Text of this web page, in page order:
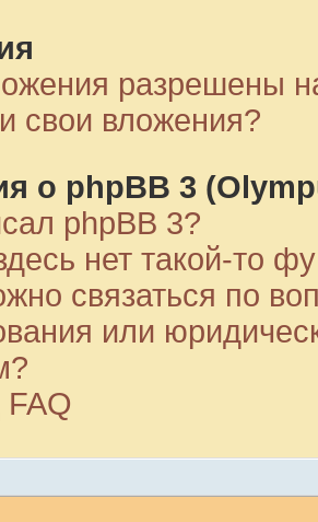
разрешены
свои вложения?
о phpBB 3
phpBB 3?
нет такой-то
связаться по
или